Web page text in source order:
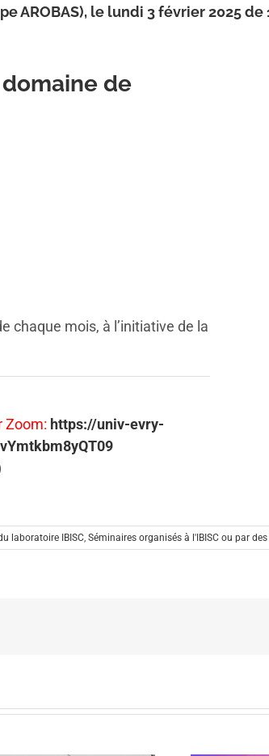
AROBAS), le lundi 3 février 2025
de
chaque mois, à l’initiative de la
Zoom: https://univ-evry-
laboratoire IBISC, Séminaires organisés à l'IBISC ou par